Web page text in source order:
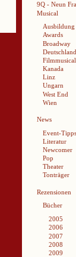
9Q - Neun
Musical
Ausbildung
Awards
Broadway
Deutschland
Filmmusical
Kanada
Linz
Ungarn
West End
Wien
News
Event-Tipps
Literatur
Newcomer
Pop
Theater
Tonträger
Rezensionen
Bücher
2005
2006
2007
2008
2009